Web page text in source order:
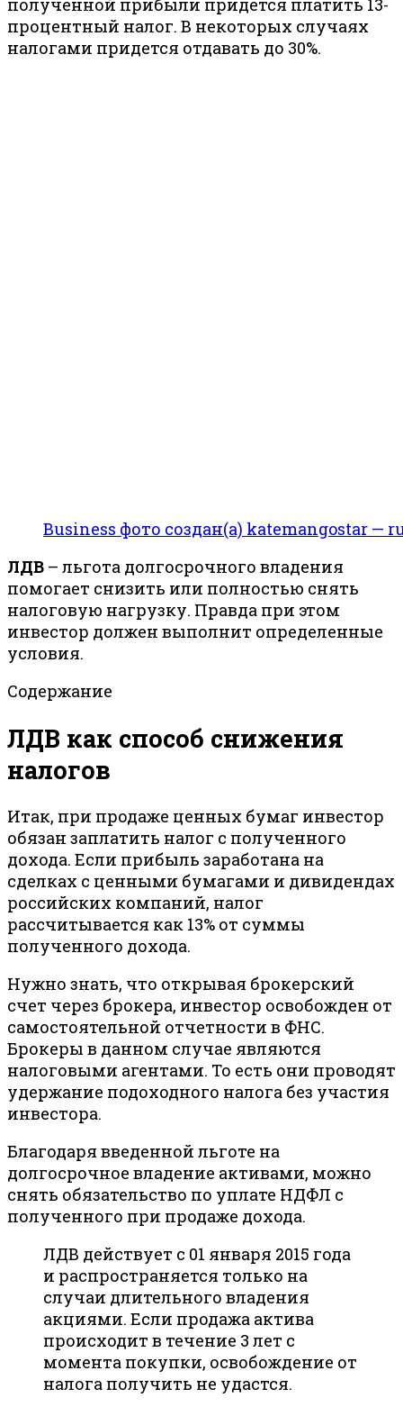
полученной прибыли придется платить 13-
процентный налог. В некоторых случаях
налогами придется отдавать до 30%.
Business фото создан(а) katemangostar —
ЛДВ – льгота долгосрочного владения
помогает снизить или полностью снять
налоговую нагрузку. Правда при этом
инвестор должен выполнит определенные
условия.
Содержание
ЛДВ как способ снижения
налогов
Итак, при продаже ценных бумаг инвестор
обязан заплатить налог с полученного
дохода. Если прибыль заработана на
сделках с ценными бумагами и дивидендах
российских компаний, налог
рассчитывается как 13% от суммы
полученного дохода.
Нужно знать, что открывая брокерский
счет через брокера, инвестор освобожден от
самостоятельной отчетности в ФНС.
Брокеры в данном случае являются
налоговыми агентами. То есть они проводят
удержание подоходного налога без участия
инвестора.
Благодаря введенной льготе на
долгосрочное владение активами, можно
снять обязательство по уплате НДФЛ с
полученного при продаже дохода.
ЛДВ действует с 01 января 2015 года
и распространяется только на
случаи длительного владения
акциями. Если продажа актива
происходит в течение 3 лет с
момента покупки, освобождение от
налога получить не удастся.